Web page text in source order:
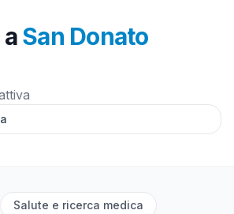
San Donato
Salute e ricerca medica